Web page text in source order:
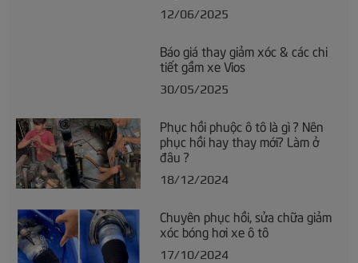
12/06/2025
Báo giá thay giảm xóc & các chi
tiết gầm xe Vios
30/05/2025
Phục hồi phuộc ô tô là gì ? Nên
phục hồi hay thay mới? Làm ở
đâu ?
18/12/2024
Chuyên phục hồi, sửa chữa giảm
xóc bóng hơi xe ô tô
17/10/2024